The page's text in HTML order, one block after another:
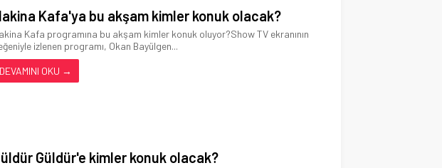
Kafa'ya bu akşam kimler konuk olacak?
Kafa programına bu akşam kimler konuk oluyor?Show TV ekranının
izlenen programı, Okan Bayülgen...
DEVAMINI OKU →
Güldür'e kimler konuk olacak?